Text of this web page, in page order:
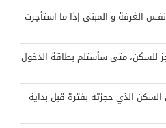
الغرفة و المبنى إذا ما استأجرت
للسكن، متى سأستلم بطاقة الدخول
الذي حجزته بفترة قبل بداية